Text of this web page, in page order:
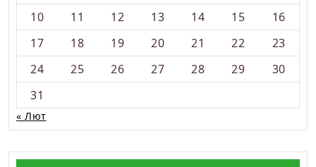
10
11 12 13 14 15
16
17
18 19 20 21 22
23
24
25 26 27 28 29
30
31
« Лют